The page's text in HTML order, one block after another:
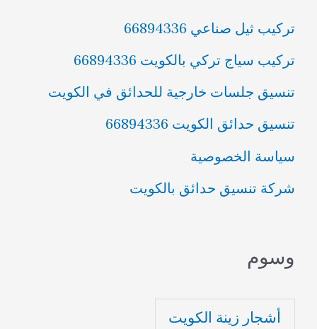
تركيب ثيل صناعي 66894336
تركيب سياج تركي بالكويت 66894336
تنسيق جلسات خارجية للحدائق في الكويت
تنسيق حدائق الكويت 66894336
سياسة الخصوصية
شركة تنسيق حدائق بالكويت
وسوم
أشجار زينة الكويت